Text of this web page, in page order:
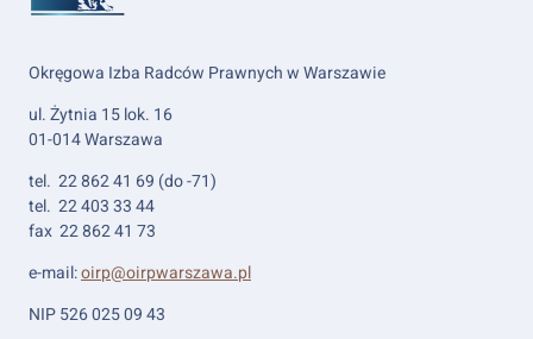
Okręgowa Izba Radców Prawnych w Warszawie
ul. Żytnia 15 lok. 16
01-014 Warszawa
tel. 22 862 41 69 (do -71)
tel. 22 403 33 44
fax 22 862 41 73
e-mail:oirp@oirpwarszawa.pl
NIP 526 025 09 43